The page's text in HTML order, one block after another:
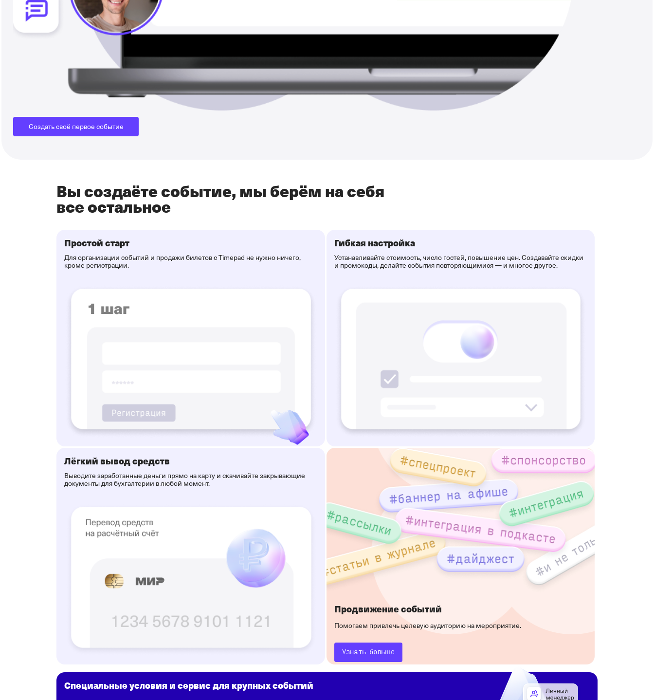
Создать своё первое событие
Вы создаёте событие, мы берём на себя
все остальное
Простой старт
Для организации событий и продажи билетов с Timepad не нужно ничего,
кроме регистрации.
Гибкая настройка
Устанавливайте стоимость, число гостей, повышение цен. Создавайте скидки
и промокоды, делайте события повторяющимися — и многое другое.
Лёгкий вывод средств
Выводите заработанные деньги прямо на карту и скачивайте закрывающие
документы для бухгалтерии в любой момент.
Специальные условия и сервис для крупных событий
Продвижение событий
Помогаем привлечь целевую аудиторию на мероприятие.
Узнать больше